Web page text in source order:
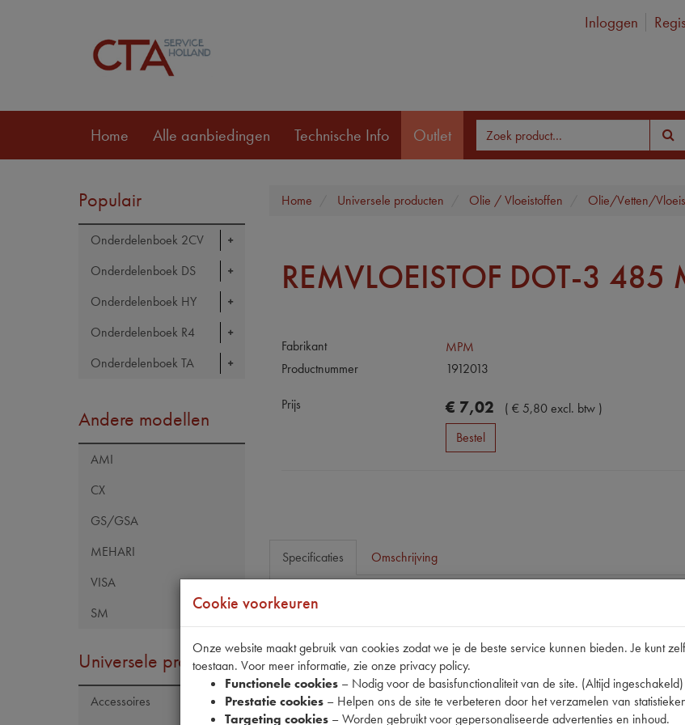
Inloggen
Home Alle aanbiedingen Technische Info Outlet
Populair
Onderdelenboek 2CV
Onderdelenboek DS
Onderdelenboek HY
Onderdelenboek R4
Onderdelenboek TA
Andere modellen
AMI
CX
GS/GSA
MEHARI
VISA
SM
Universele producten
Accessoires
Home Universele producten Olie / Vloeistoffen Olie/Vetten/
REMVLOEISTOF DOT-3 485
Fabrikant
MPM
Productnummer
1912013
Prijs € 7,02 (€ 5,80excl. btw )
Bestel
Specificaties Omschrijving
Codes
1912011 | 19485 | DOT3 | FMVSS DOT-3 24
Cookie voorkeuren
Onze website maakt gebruik van cookies zodat we je de beste service kunnen bieden. Je kunt
toestaan. Voor meer informatie, zie onze privacy policy.
Functionele cookies – Nodig voor de basisfunctionaliteit van de site. (Altijd ingeschakeld)
Prestatie cookies – Helpen ons de site te verbeteren door het verzamelen van
Targeting cookies – Worden gebruikt voor gepersonaliseerde advertenties en inhoud.